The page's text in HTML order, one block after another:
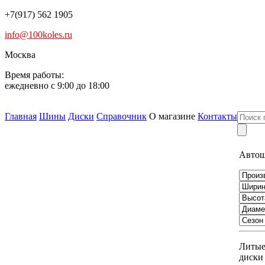
+7(917) 562 1905
info@100koles.ru
Москва
Время работы:
ежедневно с 9:00 до 18:00
Главная Шины Диски Справочник О магазине Контакты
Литые
диски